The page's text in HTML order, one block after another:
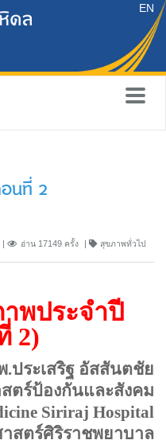
EN
นที่ 2
อ่าน 17149 ครั้ง สุขภาพทั่วไป
พประจำปี
2)
.ประเสริฐ อัสสันตชัย
ตร์ป้องกันและสังคม
Siriraj Hospital
สตร์ศิริราชพยาบาล